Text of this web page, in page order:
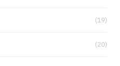
(19)
(20)